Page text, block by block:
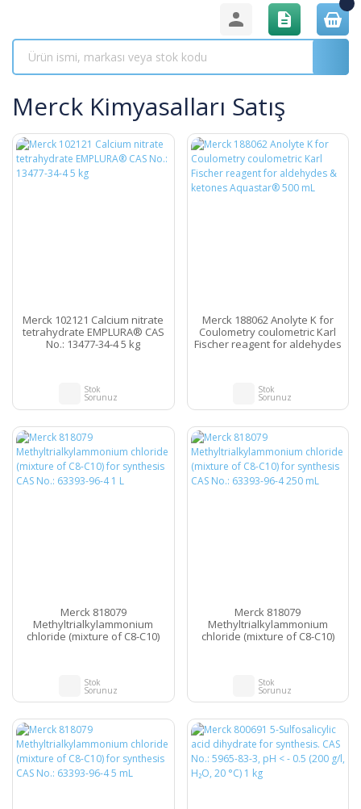
Merck Kimyasalları Satış
Merck 102121 Calcium nitrate
tetrahydrate EMPLURA® CAS
No.: 13477-34-4 5 kg
Stok
Sorunuz
Merck 188062 Anolyte K for
Coulometry coulometric Karl
Fischer reagent for aldehydes
Stok
Sorunuz
Merck 818079
Methyltrialkylammonium
chloride (mixture of C8-C10)
Stok
Sorunuz
Merck 818079
Methyltrialkylammonium
chloride (mixture of C8-C10)
Stok
Sorunuz